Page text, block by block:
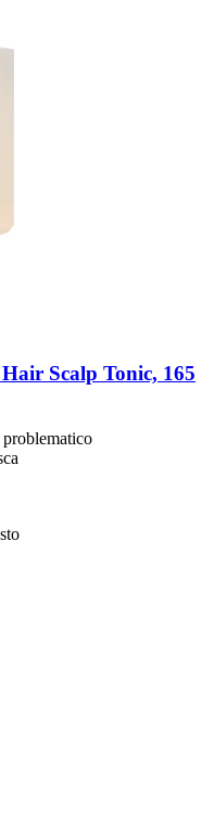
Scalp Tonic, 165